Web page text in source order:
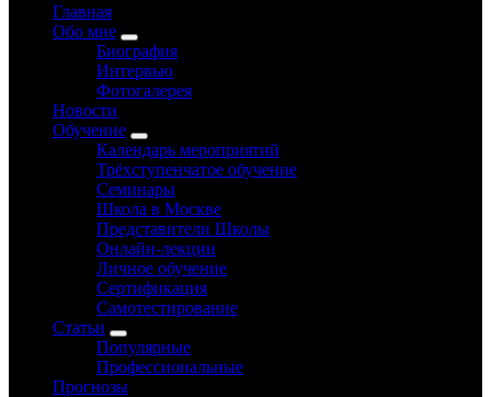
Главная
Обо мне
Биография
Интервью
Фотогалерея
Новости
Обучение
Календарь мероприятий
Трёхступенчатое обучение
Семинары
Школа в Москве
Представители Школы
Онлайн-лекции
Личное обучение
Сертификация
Самотестирование
Статьи
Популярные
Профессиональные
Прогнозы